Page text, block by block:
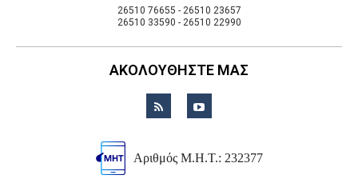
26510 76655 - 26510 23657
26510 33590 - 26510 22990
ΑΚΟΛΟΥΘΗΣΤΕ ΜΑΣ
Αριθμός Μ.Η.Τ.: 232377